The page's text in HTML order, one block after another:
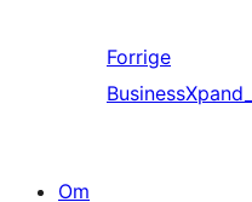
Forrige
Om